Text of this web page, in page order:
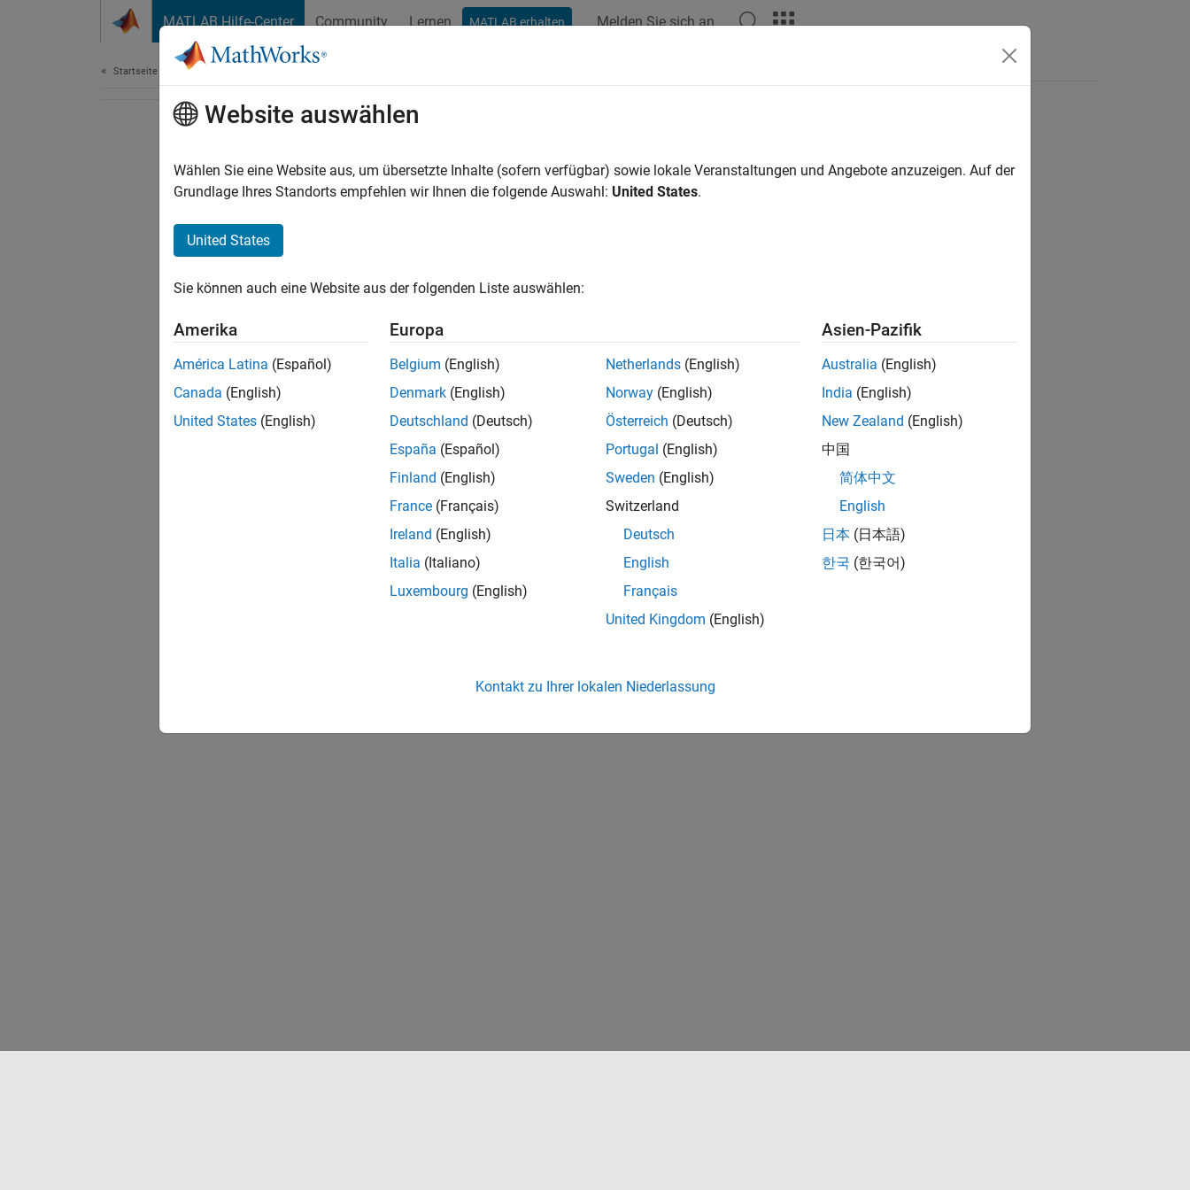
MATLAB Hilfe-Center Community Lernen MATLAB erhalten Melden Sie sich an
Startseite der Dokumentation
How useful was this information?
Website auswählen
Wählen Sie eine Website aus, um übersetzte Inhalte (sofern verfügbar) sowie lokale Veranstaltungen und Angebote anzuzeigen. Auf der
Grundlage Ihres Standorts empfehlen wir Ihnen die folgende Auswahl: United States.
United States
Sie können auch eine Website aus der folgenden Liste auswählen:
Amerika
América Latina (Español)
Canada (English)
United States (English)
Europa
Belgium (English)
Denmark (English)
Deutschland (Deutsch)
España (Español)
Finland (English)
France (Français)
Ireland (English)
Italia (Italiano)
Luxembourg (English)
Netherlands (English)
Norway (English)
Österreich (Deutsch)
Portugal (English)
Sweden (English)
Switzerland
Deutsch
English
Français
United Kingdom (English)
Asien-Pazifik
Australia (English)
India (English)
New Zealand (English)
中国
简体中文
English
日本 (日本語)
한국 (한국어)
Kontakt zu Ihrer lokalen Niederlassung